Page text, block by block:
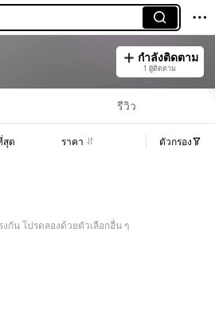
กำลังติดตาม
1 ผู้ติดตาม
รีวิว
สุด ราคา ตัวกรอง
กัน โปรดลองด้วยตัวเลือกอื่น ๆ